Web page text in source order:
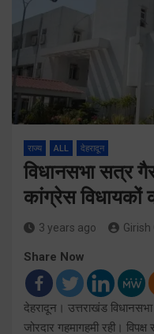
राज्य ALL देहरादून
विधानसभा सत्र
कांग्रेस विधायकों
3 years ago Girish
Share Now
देहरादून। उत्तराखंड
जोरदार गहमागहमी रही।